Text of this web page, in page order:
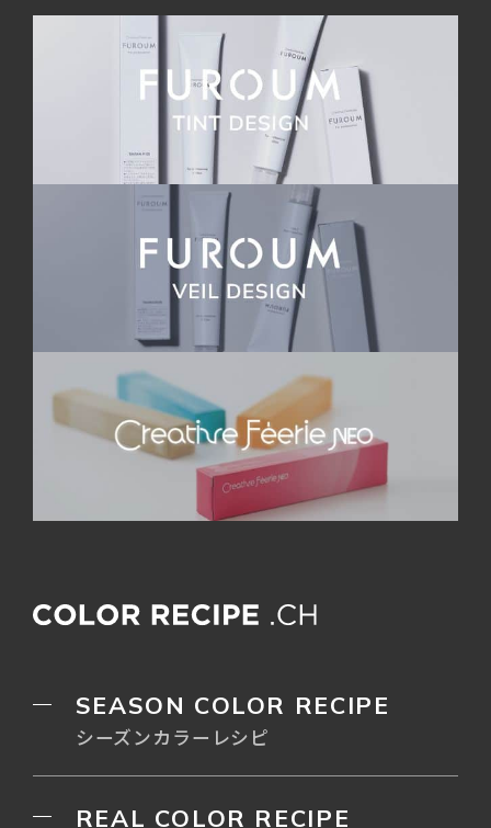
SEASON COLOR RECIPE
シーズンカラーレシピ
REAL COLOR RECIPE